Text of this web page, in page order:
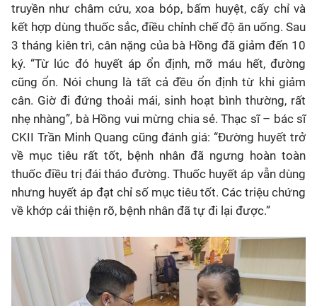
truyền như châm cứu, xoa bóp, bấm huyệt, cấy chỉ và
kết hợp dùng thuốc sắc, điều chỉnh chế độ ăn uống. Sau
3 tháng kiên trì, cân nặng của bà Hồng đã giảm đến 10
ký. “Từ lúc đó huyết áp ổn định, mỡ máu hết, đường
cũng ổn. Nói chung là tất cả đều ổn định từ khi giảm
cân. Giờ đi đứng thoải mái, sinh hoạt bình thường, rất
nhẹ nhàng”, bà Hồng vui mừng chia sẻ. Thạc sĩ – bác sĩ
CKII Trần Minh Quang cũng đánh giá: “Đường huyết trở
về mục tiêu rất tốt, bệnh nhân đã ngưng hoàn toàn
thuốc điều trị đái tháo đường. Thuốc huyết áp vẫn dùng
nhưng huyết áp đạt chỉ số mục tiêu tốt. Các triệu chứng
về khớp cải thiện rõ, bệnh nhân đã tự đi lại được.”